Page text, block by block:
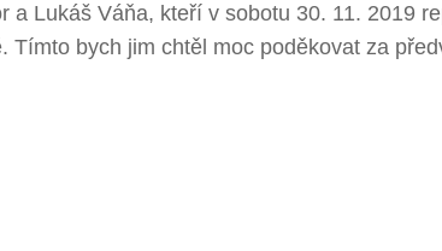
a Lukáš Váňa, kteří v sobotu 30. 11. 2019
Tímto bych jim chtěl moc poděkovat za